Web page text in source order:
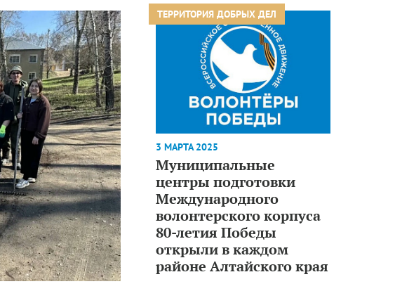
ТЕРРИТОРИЯ ДОБРЫХ ДЕЛ
3 МАРТА 2025
Муниципальные
центры подготовки
Международного
волонтерского корпуса
80-летия Победы
открыли в каждом
районе Алтайского края